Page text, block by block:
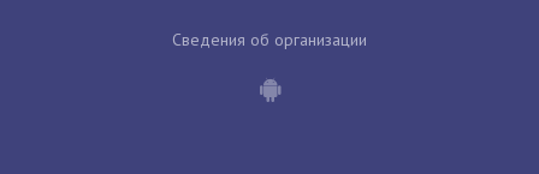
Сведения об организации